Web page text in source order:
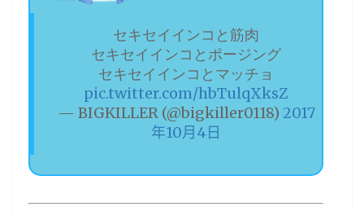
セキセイインコと筋肉
セキセイインコとポージング
セキセイインコとマッチョ
pic.twitter.com/hbTulqXksZ
— BIGKILLER (@bigkiller0118) 2017
年10月4日